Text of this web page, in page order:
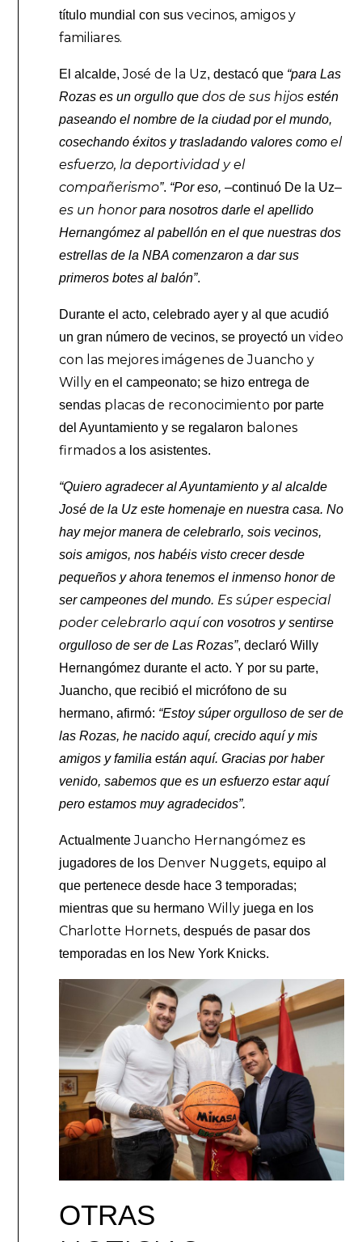
título mundial con sus vecinos, amigos y
familiares.
El alcalde,José de la Uz, destacó que “para Las
Rozas es un orgullo que dos de sus hijos estén
paseando el nombre de la ciudad por el mundo,
cosechando éxitos y trasladando valores comoel
esfuerzo, la deportividad y el
compañerismo”. “Por eso, –continuó De la Uz–
es un honorpara nosotros darle el apellido
Hernangómez al pabellón en el que nuestras dos
estrellas de la NBA comenzaron a dar sus
primeros botes al balón”.
Durante el acto, celebrado ayer y al que acudió
un gran número de vecinos, se proyectó unvideo
con las mejores imágenes de Juancho y
Willy en el campeonato; se hizo entrega de
sendas placas de reconocimiento por parte
del Ayuntamiento y se regalaron balones
firmados a los asistentes.
“Quiero agradecer al Ayuntamiento y al alcalde
José de la Uz este homenaje en nuestra casa. No
hay mejor manera de celebrarlo, sois vecinos,
sois amigos, nos habéis visto crecer desde
pequeños y ahora tenemos el inmenso honor de
ser campeones del mundo. Es súper especial
poder celebrarlo aquícon vosotros y sentirse
orgulloso de ser de Las Rozas”, declaró Willy
Hernangómez durante el acto. Y por su parte,
Juancho, que recibió el micrófono de su
hermano, afirmó: “Estoy súper orgulloso de ser de
las Rozas, he nacido aquí, crecido aquí y mis
amigos y familia están aquí. Gracias por haber
venido, sabemos que es un esfuerzo estar aquí
pero estamos muy agradecidos”.
ActualmenteJuancho Hernangómez es
jugadores de los Denver Nuggets, equipo al
que pertenece desde hace 3 temporadas;
mientras que su hermanoWilly juega en los
Charlotte Hornets, después de pasar dos
temporadas en los New York Knicks.
OTRAS